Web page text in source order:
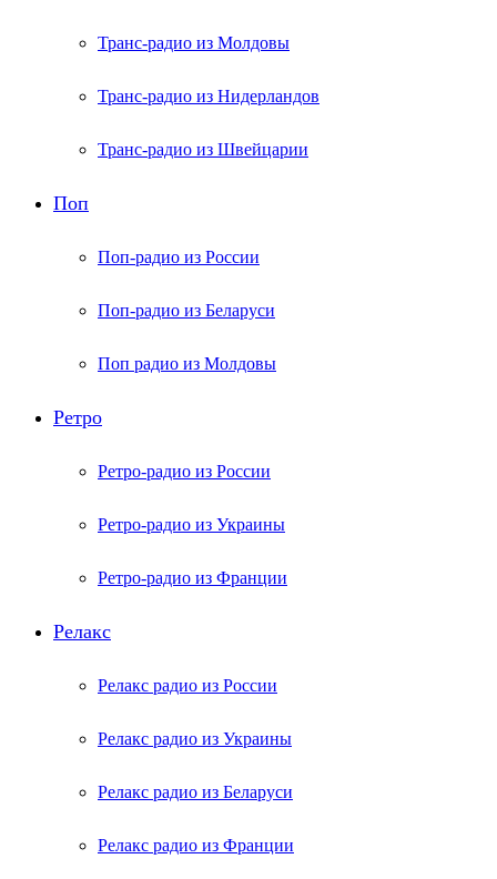
Транс-радио из Молдовы
Транс-радио из Нидерландов
Транс-радио из Швейцарии
Поп
Поп-радио из России
Поп-радио из Беларуси
Поп радио из Молдовы
Ретро
Ретро-радио из России
Ретро-радио из Украины
Ретро-радио из Франции
Релакс
Релакс радио из России
Релакс радио из Украины
Релакс радио из Беларуси
Релакс радио из Франции